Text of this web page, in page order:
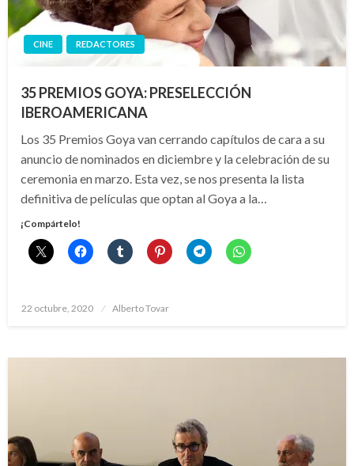
CINE REDACTORES
35 PREMIOS GOYA: PRESELECCIÓN
IBEROAMERICANA
Los 35 Premios Goya van cerrando capítulos de cara a su
anuncio de nominados en diciembre y la celebración de su
ceremonia en marzo. Esta vez, se nos presenta la lista
definitiva de películas que optan al Goya a la…
¡Compártelo!
Publicado
22 octubre, 2020 Alberto Tovar